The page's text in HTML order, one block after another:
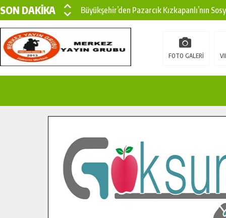
SON DAKİKA
Büyükşehir’den Pazarcık Kızkapanlı’nın
Büyükşehir’den Pazarcık Kırsalına Modern
Çin’den KSÜ’ye Uluslararası Başarı:
İlçe Jandarma Komutanı Karakaya’dan
Bertiz’in Yeni Köprüsünde Sona Doğru.
FOTO GALERİ